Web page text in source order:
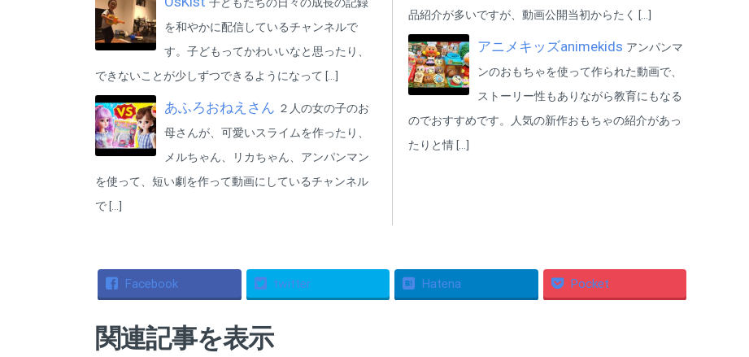
BGM CHANNEL
(P) & (C) Star Music
Entertainment Inc.
子どもたちの日々の成長の記録
を和やかに配信しているチャンネルで
す。子どもってかわいいなと思ったり、
できないことが少しずつできるようになって […]
あふろおねえさん ２人の女の子のお
母さんが、可愛いスライムを作ったり、
メルちゃん、リカちゃん、アンパンマン
を使って、短い劇を作って動画にしているチャンネル
で […]
品紹介が多いですが、動画公開当初からたく […]
アニメキッズanimekids アンパンマ
ンのおもちゃを使って作られた動画で、
ストーリー性もありながら教育にもなる
のでおすすめです。人気の新作おもちゃの紹介があっ
たりと情 […]
Facebook twitter Hatena Pocket
関連記事を表示